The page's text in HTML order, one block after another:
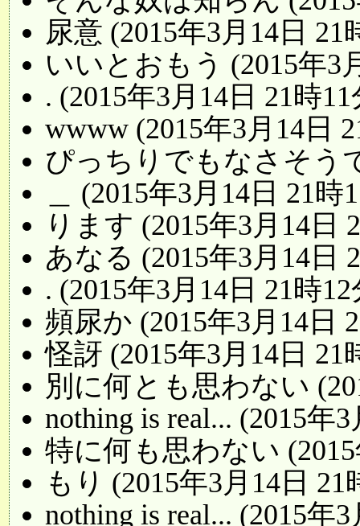
尿意 (2015年3月14日 21
いいとおもう (2015年3
. (2015年3月14日 21時
wwww (2015年3月14日
ぴっちりでもなさそう
＿ (2015年3月14日 21時
ります (2015年3月14日
あなる (2015年3月14日
. (2015年3月14日 21時
頻尿か (2015年3月14日
怪訝 (2015年3月14日 21
別に何とも思わない
nothing is real... (2015年
特に何も思わない
もり (2015年3月14日 21
nothing is real... (2015年